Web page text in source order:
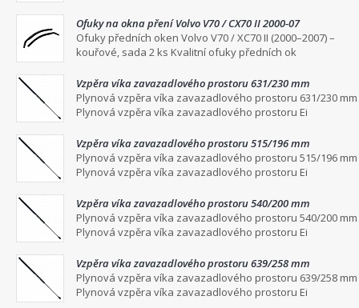
Ofuky na okna pření Volvo V70 / CX70 II 2000-07
Ofuky předních oken Volvo V70 / XC70 II (2000–2007) –
kouřové, sada 2 ks Kvalitní ofuky předních ok
Vzpěra víka zavazadlového prostoru 631/230 mm
Plynová vzpěra víka zavazadlového prostoru 631/230 mm
Plynová vzpěra víka zavazadlového prostoru Ei
Vzpěra víka zavazadlového prostoru 515/196 mm
Plynová vzpěra víka zavazadlového prostoru 515/196 mm
Plynová vzpěra víka zavazadlového prostoru Ei
Vzpěra víka zavazadlového prostoru 540/200 mm
Plynová vzpěra víka zavazadlového prostoru 540/200 mm
Plynová vzpěra víka zavazadlového prostoru Ei
Vzpěra víka zavazadlového prostoru 639/258 mm
Plynová vzpěra víka zavazadlového prostoru 639/258 mm
Plynová vzpěra víka zavazadlového prostoru Ei